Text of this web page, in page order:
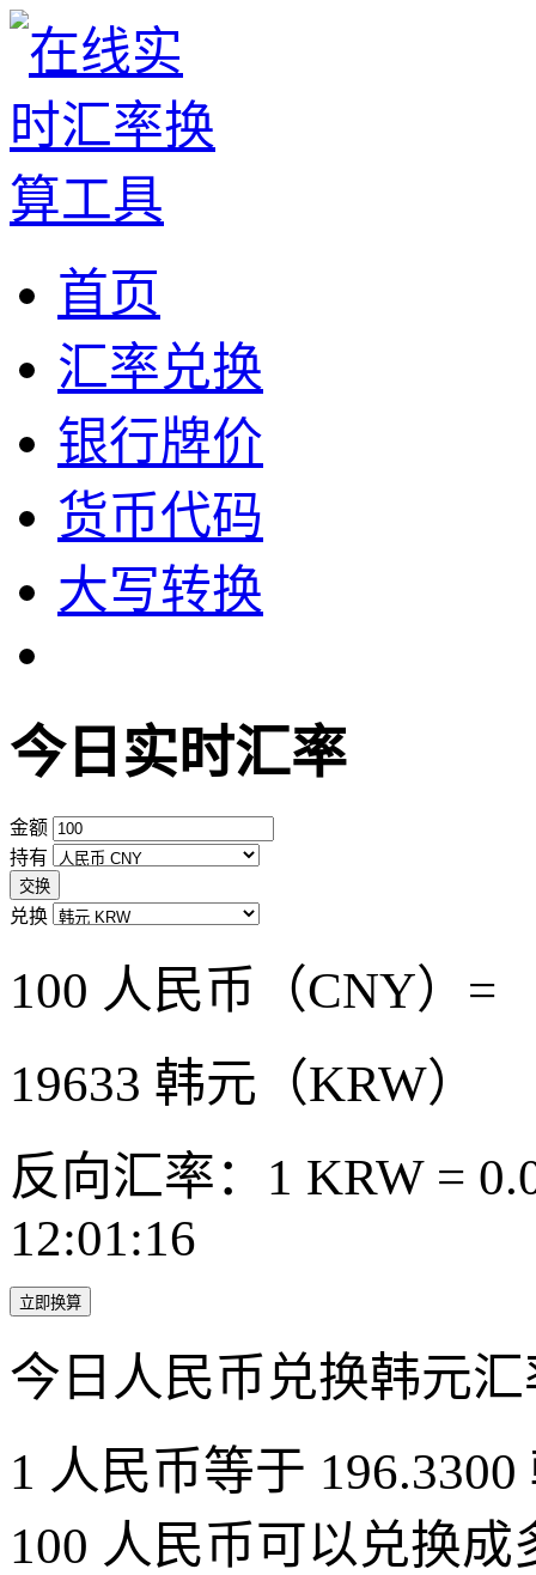
首页
汇率兑换
银行牌价
货币代码
大写转换
今日实时汇率
金额
持有
交换
兑换
100 人民币（CNY）=
19633 韩元（KRW）
反向汇率：1 KRW =
12:01:16
立即换算
今日人民币兑换韩元
1 人民币等于
100 人民币可以兑换成